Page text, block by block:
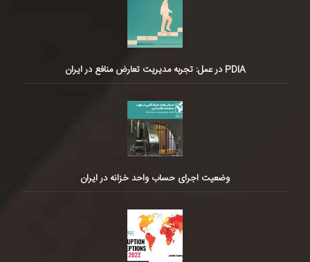
PDIA در عمل: تجربه مدیریت تعارض منافع در ایران
وضعیت اجرای حساب واحد خزانه در ایران